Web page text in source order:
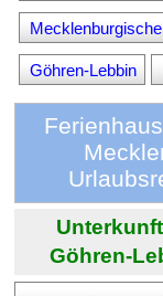
Göhren-Lebbin
Göhren-